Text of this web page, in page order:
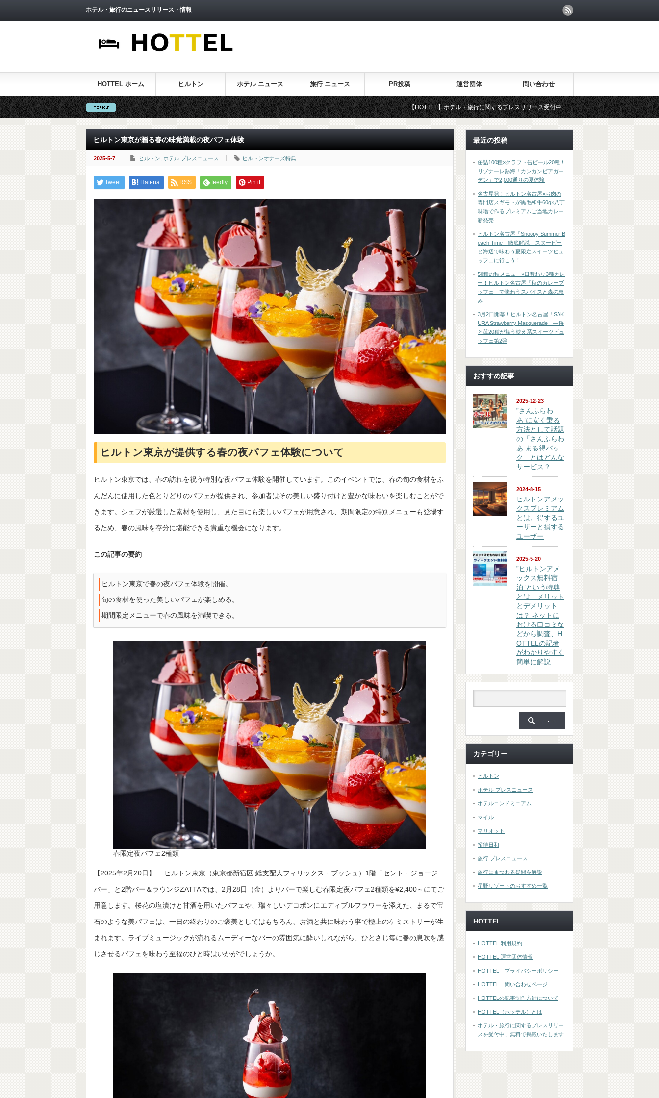
ホテル・旅行のニュースリリース・情報
HOTTEL ホーム ヒルトン ホテル ニュース 旅行 ニュース PR投稿 運営団体 問い合わせ
【HOTTEL】ホテル・旅行に関するプレスリリース受付中
ヒルトン東京が贈る春の味覚満載の夜パフェ体験
2025-5-7 ヒルトン ホテル プレスニュース ヒルトンオナーズ特典
Tweet Hatena RSS feedly Pin it
ヒルトン東京が提供する春の夜パフェ体験について
ヒルトン東京では、春の訪れを祝う特別な夜パフェ体験を開催しています。このイベントでは、春の旬の食材をふ
んだんに使用した色とりどりのパフェが提供され、参加者はその美しい盛り付けと豊かな味わいを楽しむことがで
きます。シェフが厳選した素材を使用し、見た目にも楽しいパフェが用意され、期間限定の特別メニューも登場す
るため、春の風味を存分に堪能できる貴重な機会になります。
この記事の要約
ヒルトン東京で春の夜パフェ体験を開催。
旬の食材を使った美しいパフェが楽しめる。
期間限定メニューで春の風味を満喫できる。
春限定夜パフェ2種類
【2025年2月20日】 ヒルトン東京（東京都新宿区 総支配人フィリックス・ブッシュ）1階「セント・ジョージ
バー」と2階バー＆ラウンジZATTAでは、2月28日（金）よりバーで楽しむ春限定夜パフェ2種類を¥2,400～にてご
用意します。桜花の塩漬けと甘酒を用いたパフェや、瑞々しいデコポンにエディブルフラワーを添えた、まるで宝
石のような美パフェは、一日の終わりのご褒美としてはもちろん、お酒と共に味わう事で極上のケミストリーが生
まれます。ライブミュージックが流れるムーディーなバーの雰囲気に酔いしれながら、ひとさじ毎に春の息吹を感
じさせるパフェを味わう至福のひと時はいかがでしょうか。
最近の投稿
缶詰100種×クラフト缶ビール20種！
リゾナーレ熱海「カンカンビアガー
デン」で2,000通りの夏体験
名古屋発！ヒルトン名古屋×お肉の
専門店スギモトが黒毛和牛60g×八丁
味噌で作るプレミアムご当地カレー
新発売
ヒルトン名古屋「Snoopy Summer B
each Time」徹底解説｜スヌーピー
と海辺で味わう夏限定スイーツビュ
ッフェに行こう！
50種の秋メニュー×日替わり3種カレ
ー！ヒルトン名古屋「秋のカレーブ
ッフェ」で味わうスパイスと森の恵
み
3月2日開幕！ヒルトン名古屋「SAK
URA Strawberry Masquerade」―桜
と苺20種が舞う映え系スイーツビュ
ッフェ第2弾
おすすめ記事
2025-12-23
”さんふらわ
あ”に安く乗る
方法として話題
の「さんふらわ
あ まる得パッ
ク」とはどんな
サービス？
2024-8-15
ヒルトンアメッ
クスプレミアム
とは。得するユ
ーザーと損する
ユーザー
2025-5-20
”ヒルトンアメ
ックス無料宿
泊”という特典
とは、メリット
とデメリット
は？ ネットに
おける口コミな
どから調査、H
OTTELの記者
がわかりやすく
簡単に解説
カテゴリー
ヒルトン
ホテル プレスニュース
ホテルコンドミニアム
マイル
マリオット
招待日和
旅行 プレスニュース
旅行にまつわる疑問を解説
星野リゾートのおすすめ一覧
HOTTEL
HOTTEL 利用規約
HOTTEL 運営団体情報
HOTTEL プライバシーポリシー
HOTTEL 問い合わせページ
HOTTELの記事制作方針について
HOTTEL（ホッテル）とは
ホテル・旅行に関するプレスリリー
スを受付中、無料で掲載いたします